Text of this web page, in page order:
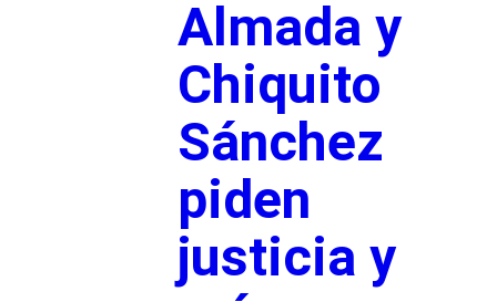
Almada y
Chiquito
Sánchez
piden
justicia y